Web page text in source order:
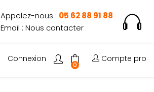
Appelez-nous : 05 62 88 91 88
Email : Nous contacter
Compte pro
0
Connexion